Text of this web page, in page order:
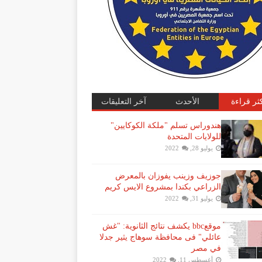
قراءة الأحدث آخر التعليقات
هندوراس تسلم "ملكة الكوكايين"
للولايات المتحدة
يوليو 28, 2022
جوزيف وزينب يفوزان بالمعرض
الزراعي بكندا بمشروع الايس كريم
يوليو 31, 2022
موقعbbc يكشف نتائج الثانوية: "غش
عائلي" فى محافظة سوهاج يثير جدلا
في مصر
أغسطس 11, 2022